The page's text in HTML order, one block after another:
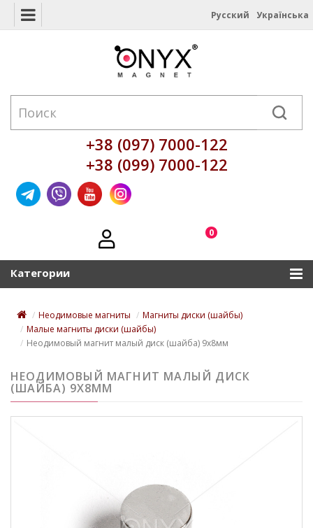
Русский Українська
+38 (097) 7000-122
+38 (099) 7000-122
0
Категории
Неодимовые магниты
Магниты диски (шайбы)
Малые магниты диски (шайбы)
Неодимовый магнит малый диск (шайба) 9х8мм
НЕОДИМОВЫЙ МАГНИТ МАЛЫЙ ДИСК
(ШАЙБА) 9Х8ММ